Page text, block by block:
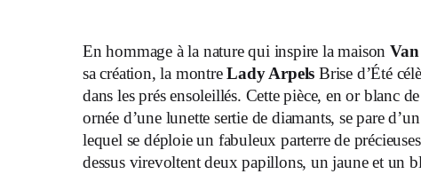
En hommage à la nature qui inspire la maison
sa création, la montreLady Arpels Brise d’Été
dans les prés ensoleillés. Cette pièce, en or blanc
ornée d’une lunette sertie de diamants, se pare
lequel se déploie un fabuleux parterre de
dessus virevoltent deux papillons, un jaune et un